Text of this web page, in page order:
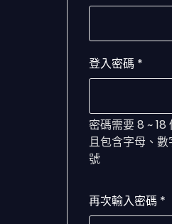
登入密碼 *
密碼需要 8 ~ 18
且包含字母、
號
再次輸入密碼 *